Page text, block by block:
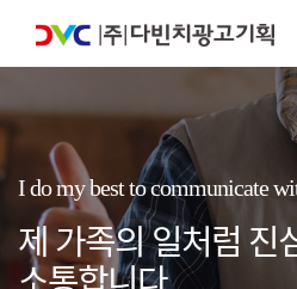
I do my best to communicate
제 가족의 일처럼 진
소통합니다.